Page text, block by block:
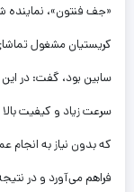
«جف فنتون»، نماینده
کریستیان مشغول
سابین بود، گفت: در
سرعت زیاد و کیفیت
که بدون نیاز به انجام
فراهم می‌آورد و در